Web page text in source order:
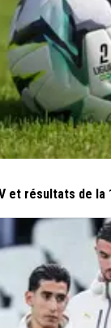
et résultats de la